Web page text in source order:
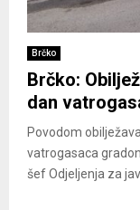
Brčko
Brčko:
dan
Povodom
vatrogasaca
šef Odjeljenja za